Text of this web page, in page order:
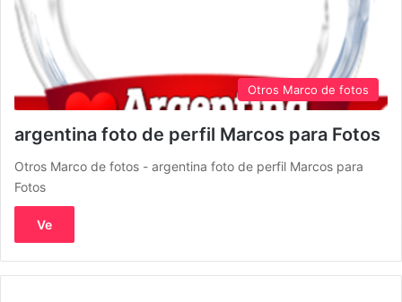
Otros Marco de fotos
argentina foto de perfil Marcos para Fotos
Otros Marco de fotos - argentina foto de perfil Marcos para
Fotos
Ve